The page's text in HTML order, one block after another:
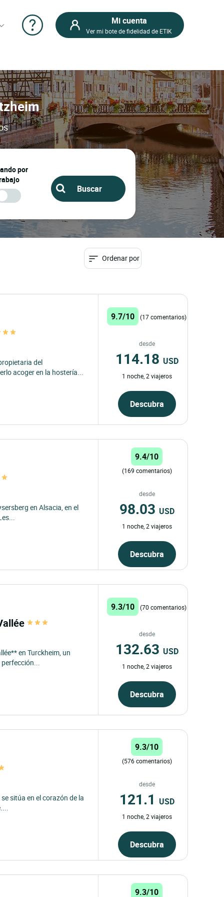
Mi cuenta
Ver mi bote de fidelidad de ETIK
por
Ordenar por
del
acoger en la hostería...
9.7/10 (17 comentarios)
desde
114.18 USD
1 noche, 2 viajeros
Descubra
en Alsacia, en el
9.4/10
(169 comentarios)
desde
98.03 USD
1 noche, 2 viajeros
Descubra
en Turckheim, un
9.3/10 (70 comentarios)
desde
132.63 USD
1 noche, 2 viajeros
Descubra
sitúa en el corazón de la
9.3/10
(576 comentarios)
desde
121.1 USD
1 noche, 2 viajeros
Descubra
9.3/10